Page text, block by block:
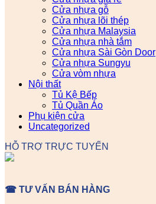
Cửa nhựa gỗ
Cửa nhựa lõi thép
Cửa nhựa Malaysia
Cửa nhựa nhà tắm
Cửa nhựa Sài Gòn Door
Cửa nhựa Sungyu
Cửa vòm nhựa
Nội thất
Tủ Kệ Bếp
Tủ Quần Áo
Phụ kiện cửa
Uncategorized
HỖ TRỢ TRỰC TUYẾN
☎ TƯ VẤN BÁN HÀNG